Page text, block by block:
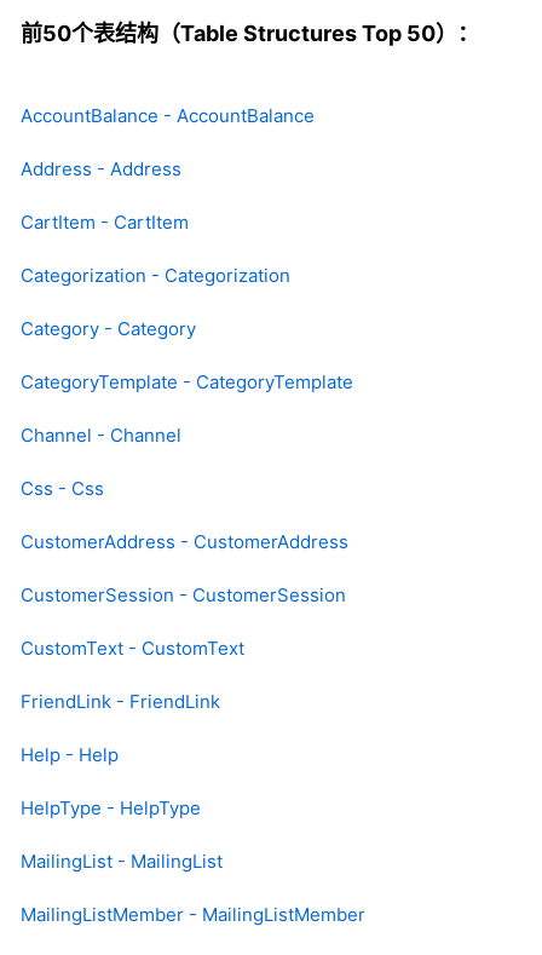
前50个表结构（Table Structures Top 50）：
AccountBalance - AccountBalance
Address - Address
CartItem - CartItem
Categorization - Categorization
Category - Category
CategoryTemplate - CategoryTemplate
Channel - Channel
Css - Css
CustomerAddress - CustomerAddress
CustomerSession - CustomerSession
CustomText - CustomText
FriendLink - FriendLink
Help - Help
HelpType - HelpType
MailingList - MailingList
MailingListMember - MailingListMember